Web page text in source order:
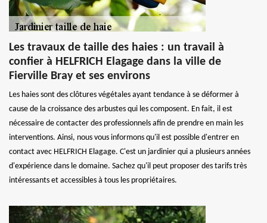
Les travaux de taille des haies : un travail à
confier à HELFRICH Elagage dans la ville de
Fierville Bray et ses environs
Les haies sont des clôtures végétales ayant tendance à se déformer à
cause de la croissance des arbustes qui les composent. En fait, il est
nécessaire de contacter des professionnels afin de prendre en main les
interventions. Ainsi, nous vous informons qu'il est possible d'entrer en
contact avec HELFRICH Elagage. C'est un jardinier qui a plusieurs années
d'expérience dans le domaine. Sachez qu'il peut proposer des tarifs très
intéressants et accessibles à tous les propriétaires.